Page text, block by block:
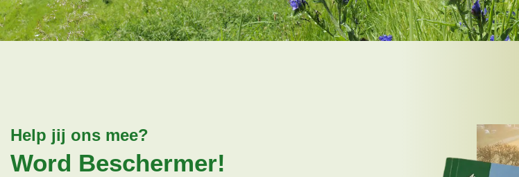
Help jij ons mee?
Word Beschermer!